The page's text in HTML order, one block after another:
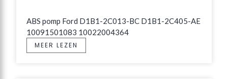
ABS pomp Ford D1B1-2C013-BC D1B1-2C405-AE
10091501083 10022004364
MEER LEZEN